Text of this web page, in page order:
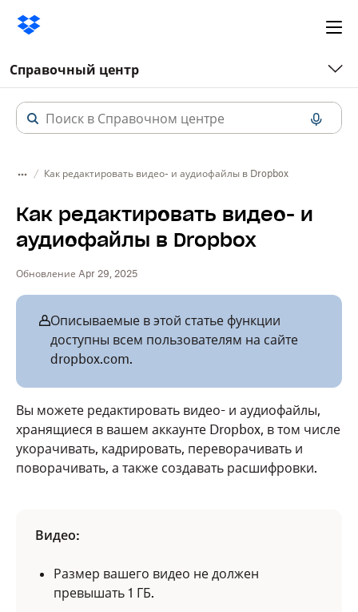
Справочный центр
Как редактировать видео- и аудиофайлы в Dropbox
Как редактировать видео- и
аудиофайлы в Dropbox
Обновление Apr 29, 2025
Описываемые в этой статье функции
доступны всем пользователям на сайте
dropbox.com.
Вы можете редактировать видео- и аудиофайлы,
хранящиеся в вашем аккаунте Dropbox, в том числе
укорачивать, кадрировать, переворачивать и
поворачивать, а также создавать расшифровки.
Видео:
Размер вашего видео не должен
превышать 1 ГБ.